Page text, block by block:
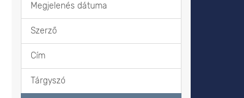
Megjelenés dátuma
Szerző
Cím
Tárgyszó